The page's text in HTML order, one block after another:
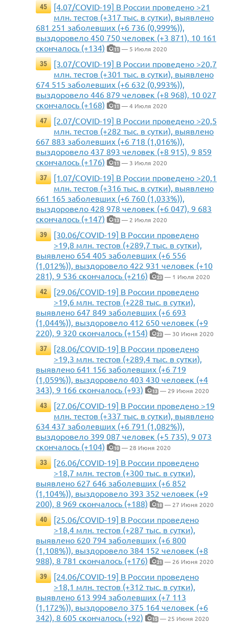
45
[4.07/COVID-19] В России проведено >21
млн. тестов (+317 тыс. в сутки), выявлено
681 251 заболевших (+6 736 (0,999%)),
выздоровело 450 750 человек (+3 871), 10 161
скончалось (+134)
11 — 5 Июля 2020
35
[3.07/COVID-19] В России проведено >20,7
млн. тестов (+301 тыс. в сутки), выявлено
674 515 заболевших (+6 632 (0,993%)),
выздоровело 446 879 человек (+8 968), 10 027
скончалось (+168)
11 — 4 Июля 2020
47
[2.07/COVID-19] В России проведено >20,5
млн. тестов (+282 тыс. в сутки), выявлено
667 883 заболевших (+6 718 (1,016%)),
выздоровело 437 893 человек (+8 915), 9 859
скончалось (+176)
11 — 3 Июля 2020
37
[1.07/COVID-19] В России проведено >20,1
млн. тестов (+316 тыс. в сутки), выявлено
661 165 заболевших (+6 760 (1,033%)),
выздоровело 428 978 человек (+6 047), 9 683
скончалось (+147)
13 — 2 Июля 2020
39
[30.06/COVID-19] В России проведено
>19,8 млн. тестов (+289,7 тыс. в сутки),
выявлено 654 405 заболевших (+6 556
(1,012%)), выздоровело 422 931 человек (+10
281), 9 536 скончалось (+216)
23 — 1 Июля 2020
42
[29.06/COVID-19] В России проведено
>19,6 млн. тестов (+228 тыс. в сутки),
выявлено 647 849 заболевших (+6 693
(1,044%)), выздоровело 412 650 человек (+9
220), 9 320 скончалось (+154)
23 — 30 Июня 2020
37
[28.06/COVID-19] В России проведено
>19,3 млн. тестов (+289,4 тыс. в сутки),
выявлено 641 156 заболевших (+6 719
(1,059%)), выздоровело 403 430 человек (+4
343), 9 166 скончалось (+93)
13 — 29 Июня 2020
43
[27.06/COVID-19] В России проведено >19
млн. тестов (+337 тыс. в сутки), выявлено
634 437 заболевших (+6 791 (1,082%)),
выздоровело 399 087 человек (+5 735), 9 073
скончалось (+104)
10 — 28 Июня 2020
33
[26.06/COVID-19] В России проведено
>18,7 млн. тестов (+300 тыс. в сутки),
выявлено 627 646 заболевших (+6 852
(1,104%)), выздоровело 393 352 человек (+9
200), 8 969 скончалось (+188)
18 — 27 Июня 2020
40
[25.06/COVID-19] В России проведено
>18,4 млн. тестов (+287 тыс. в сутки),
выявлено 620 794 заболевших (+6 800
(1,108%)), выздоровело 384 152 человек (+8
988), 8 781 скончалось (+176)
21 — 26 Июня 2020
39
[24.06/COVID-19] В России проведено
>18,1 млн. тестов (+312 тыс. в сутки),
выявлено 613 994 заболевших (+7 113
(1,172%)), выздоровело 375 164 человек (+6
342), 8 605 скончалось (+92)
15 — 25 Июня 2020